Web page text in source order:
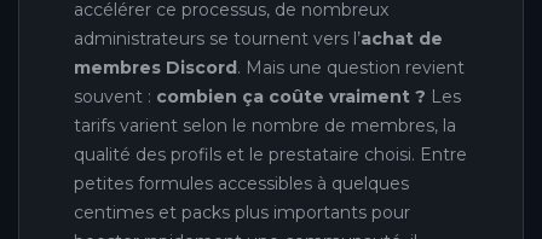
accélérer ce processus, de nombreux
administrateurs se tournent vers l’achat de
membres Discord. Mais une question revient
souvent : combien ça coûte vraiment ? Les
tarifs varient selon le nombre de membres, la
qualité des profils et le prestataire choisi. Entre
petites formules accessibles à quelques
centimes et packs plus importants pour